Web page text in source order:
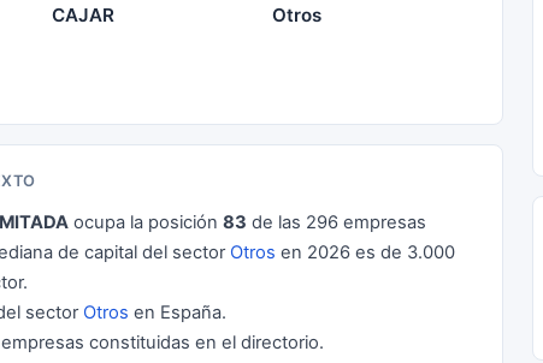
CAJAR Otros
ocupa la posición 83 de las 296 empresas
de capital del sector Otros en 2026 es de 3.000
sector Otros en España.
empresas constituidas en el directorio.